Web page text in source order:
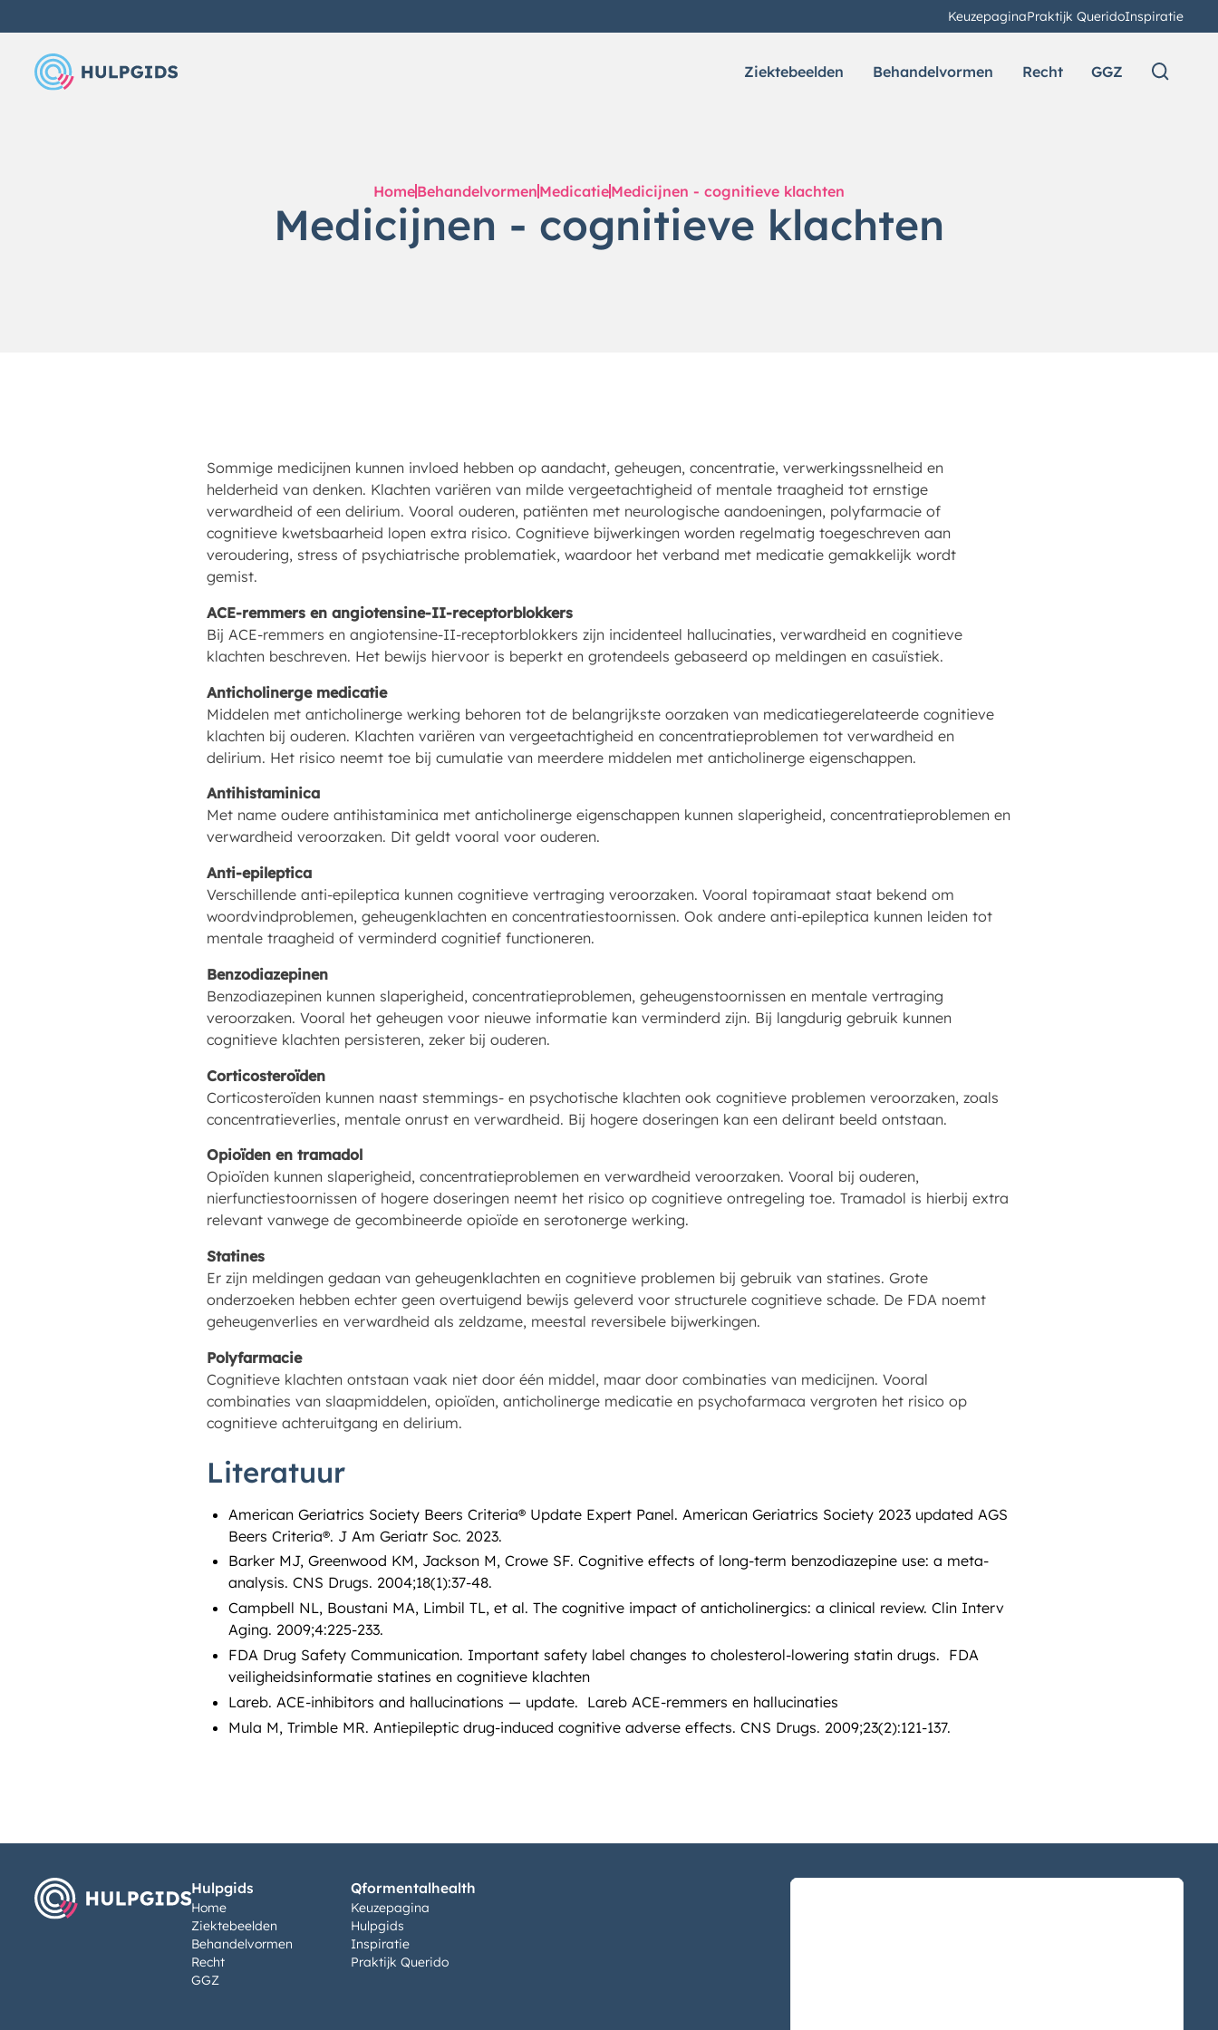
KeuzepaginaPraktijk QueridoInspiratie
Ziektebeelden Behandelvormen Recht GGZ
HomeBehandelvormen MedicatieMedicijnen - cognitieve klachten
Medicijnen - cognitieve klachten
Sommige medicijnen kunnen invloed hebben op aandacht, geheugen, concentratie, verwerkingssnelheid en
helderheid van denken. Klachten variëren van milde vergeetachtigheid of mentale traagheid tot ernstige
verwardheid of een delirium. Vooral ouderen, patiënten met neurologische aandoeningen, polyfarmacie of
cognitieve kwetsbaarheid lopen extra risico. Cognitieve bijwerkingen worden regelmatig toegeschreven aan
veroudering, stress of psychiatrische problematiek, waardoor het verband met medicatie gemakkelijk wordt
gemist.
ACE-remmers en angiotensine-II-receptorblokkers
Bij ACE-remmers en angiotensine-II-receptorblokkers zijn incidenteel hallucinaties, verwardheid en cognitieve
klachten beschreven. Het bewijs hiervoor is beperkt en grotendeels gebaseerd op meldingen en casuïstiek.
Anticholinerge medicatie
Middelen met anticholinerge werking behoren tot de belangrijkste oorzaken van medicatiegerelateerde cognitieve
klachten bij ouderen. Klachten variëren van vergeetachtigheid en concentratieproblemen tot verwardheid en
delirium. Het risico neemt toe bij cumulatie van meerdere middelen met anticholinerge eigenschappen.
Antihistaminica
Met name oudere antihistaminica met anticholinerge eigenschappen kunnen slaperigheid, concentratieproblemen en
verwardheid veroorzaken. Dit geldt vooral voor ouderen.
Anti-epileptica
Verschillende anti-epileptica kunnen cognitieve vertraging veroorzaken. Vooral topiramaat staat bekend om
woordvindproblemen, geheugenklachten en concentratiestoornissen. Ook andere anti-epileptica kunnen leiden tot
mentale traagheid of verminderd cognitief functioneren.
Benzodiazepinen
Benzodiazepinen kunnen slaperigheid, concentratieproblemen, geheugenstoornissen en mentale vertraging
veroorzaken. Vooral het geheugen voor nieuwe informatie kan verminderd zijn. Bij langdurig gebruik kunnen
cognitieve klachten persisteren, zeker bij ouderen.
Corticosteroïden
Corticosteroïden kunnen naast stemmings- en psychotische klachten ook cognitieve problemen veroorzaken, zoals
concentratieverlies, mentale onrust en verwardheid. Bij hogere doseringen kan een delirant beeld ontstaan.
Opioïden en tramadol
Opioïden kunnen slaperigheid, concentratieproblemen en verwardheid veroorzaken. Vooral bij ouderen,
nierfunctiestoornissen of hogere doseringen neemt het risico op cognitieve ontregeling toe. Tramadol is hierbij extra
relevant vanwege de gecombineerde opioïde en serotonerge werking.
Statines
Er zijn meldingen gedaan van geheugenklachten en cognitieve problemen bij gebruik van statines. Grote
onderzoeken hebben echter geen overtuigend bewijs geleverd voor structurele cognitieve schade. De FDA noemt
geheugenverlies en verwardheid als zeldzame, meestal reversibele bijwerkingen.
Polyfarmacie
Cognitieve klachten ontstaan vaak niet door één middel, maar door combinaties van medicijnen. Vooral
combinaties van slaapmiddelen, opioïden, anticholinerge medicatie en psychofarmaca vergroten het risico op
cognitieve achteruitgang en delirium.
Literatuur
American Geriatrics Society Beers Criteria® Update Expert Panel. American Geriatrics Society 2023 updated AGS
Beers Criteria®. J Am Geriatr Soc. 2023.
Barker MJ, Greenwood KM, Jackson M, Crowe SF. Cognitive effects of long-term benzodiazepine use: a meta-
analysis. CNS Drugs. 2004;18(1):37-48.
Campbell NL, Boustani MA, Limbil TL, et al. The cognitive impact of anticholinergics: a clinical review. Clin Interv
Aging. 2009;4:225-233.
FDA Drug Safety Communication. Important safety label changes to cholesterol-lowering statin drugs. FDA
veiligheidsinformatie statines en cognitieve klachten
Lareb. ACE-inhibitors and hallucinations — update. Lareb ACE-remmers en hallucinaties
Mula M, Trimble MR. Antiepileptic drug-induced cognitive adverse effects. CNS Drugs. 2009;23(2):121-137.
Hulpgids
Home
Ziektebeelden
Behandelvormen
Recht
GGZ
Qformentalhealth
Keuzepagina
Hulpgids
Inspiratie
Praktijk Querido